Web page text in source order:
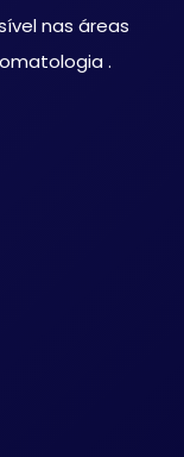
nas áreas
.